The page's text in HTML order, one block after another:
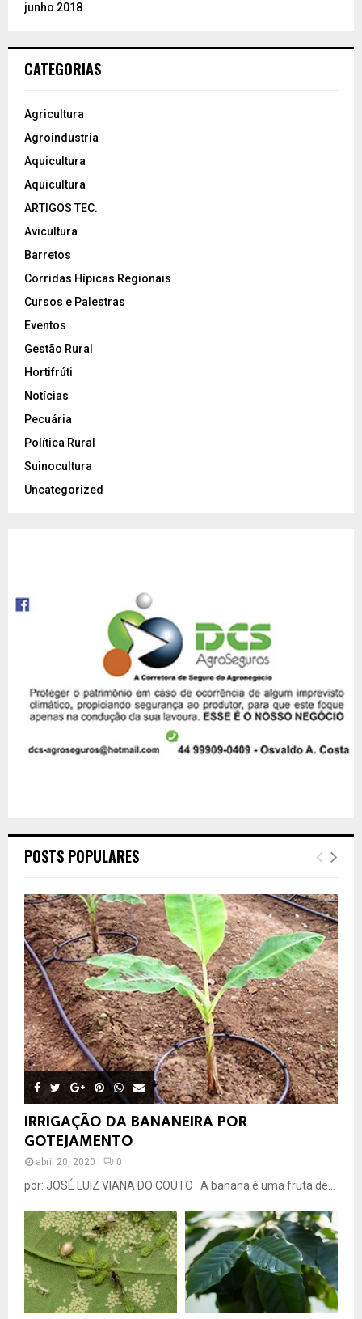
junho 2018
CATEGORIAS
Agricultura
Agroindustria
Aquicultura
Aquicultura
ARTIGOS TEC.
Avicultura
Barretos
Corridas Hípicas Regionais
Cursos e Palestras
Eventos
Gestão Rural
Hortifrúti
Notícias
Pecuária
Política Rural
Suinocultura
Uncategorized
POSTS POPULARES
IRRIGAÇÃO DA BANANEIRA POR
GOTEJAMENTO
abril 20, 2020 0
por: JOSÉ LUIZ VIANA DO COUTO A banana é uma fruta de...